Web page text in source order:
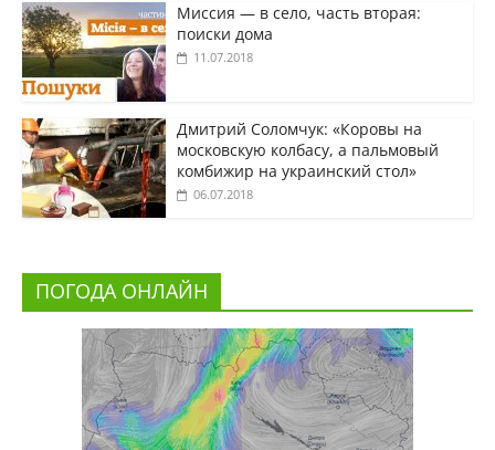
Миссия — в село, часть вторая:
поиски дома
11.07.2018
Дмитрий Соломчук: «Коровы на
московскую колбасу, а пальмовый
комбижир на украинский стол»
06.07.2018
ПОГОДА ОНЛАЙН